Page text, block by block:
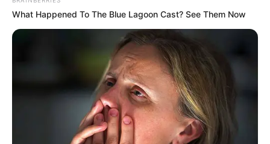
Brit
What Happened To The Blue Lagoon Cast? See Them Now